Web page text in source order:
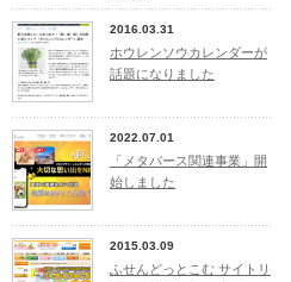
2016.03.31
ホウレンソウカレンダーが
話題になりました
2022.07.01
「メタバース関連事業」開
始しました
2015.03.09
ふせんどっとこむ サイトリ